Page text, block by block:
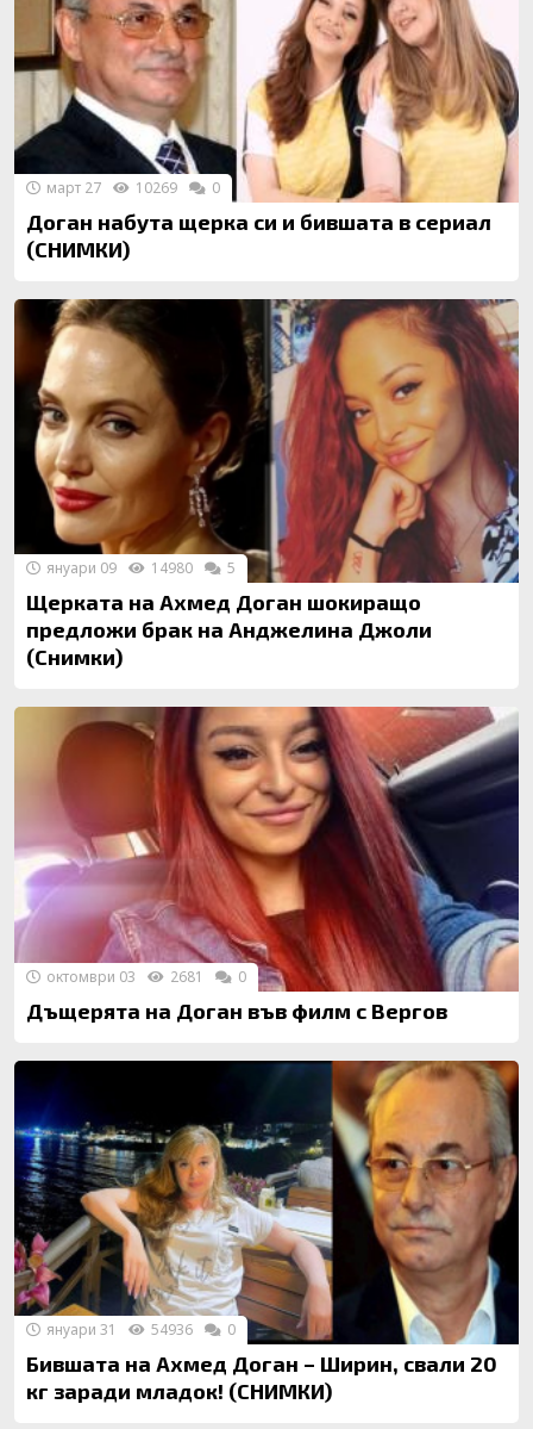
Доган набута щерка си и бившата в сериал
(СНИМКИ)
март 27 10269 0
Щерката на Ахмед Доган шокиращо
предложи брак на Анджелина Джоли
(Снимки)
януари 09 14980 5
Дъщерята на Доган във филм с Вергов
октомври 03 2681 0
Бившата на Ахмед Доган – Ширин, свали 20
кг заради младок! (СНИМКИ)
януари 31 54936 0